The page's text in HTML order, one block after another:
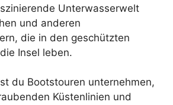
Unterwasserwelt
und anderen
die in den geschützten
Insel leben.
du Bootstouren unternehmen,
Küstenlinien und